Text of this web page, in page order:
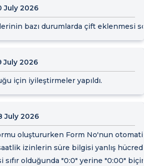
July 2026
bazı durumlarda çift eklenmesi
July 2026
için iyileştirmeler yapıldı.
July 2026
oluştururken Form No'nun
saatlik izinlerin süre bilgisi yanlış
sıfır olduğunda "0:0" yerine "0:00"